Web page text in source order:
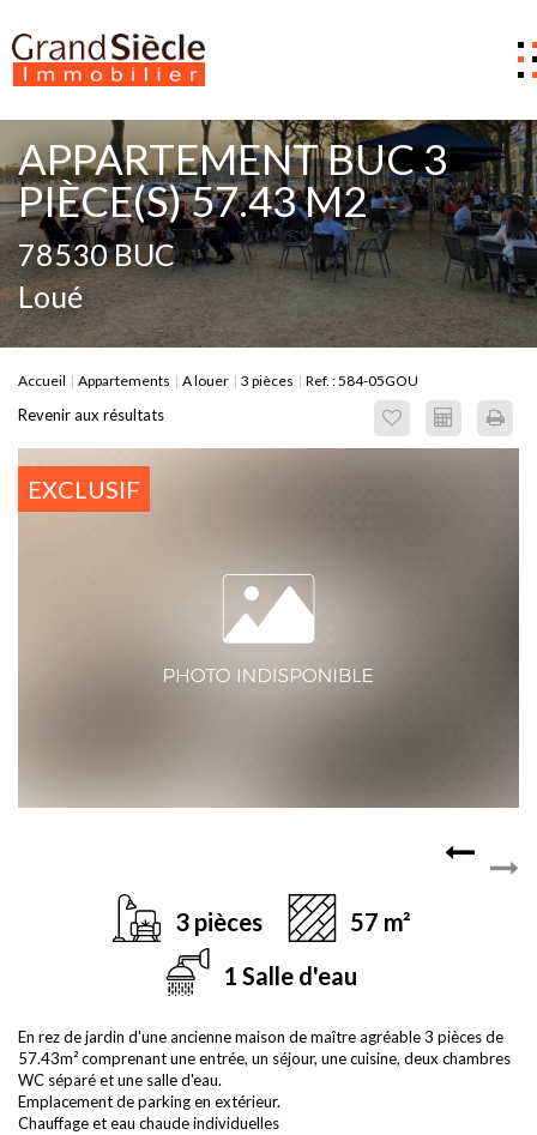
Estimer
Acheter
Louer
Gestion
Notre Agence
APPARTEMENT BUC 3
PIÈCE(S) 57.43 M2
78530 BUC
Loué
Accueil Appartements A louer 3 pièces Ref. : 584-05GOU
Revenir aux résultats
EXCLUSIF
3 pièces
57 m²
1 Salle d'eau
En rez de jardin d'une ancienne maison de maître agréable 3 pièces de
57.43m² comprenant une entrée, un séjour, une cuisine, deux chambres
WC séparé et une salle d'eau.
Emplacement de parking en extérieur.
Chauffage et eau chaude individuelles